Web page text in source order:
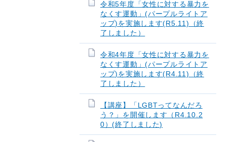
令和5年度「女性に対する暴力を
なくす運動」(パープルライトア
ップ)を実施します(R5.11)（終
了しました）
令和4年度「女性に対する暴力を
なくす運動」(パープルライトア
ップ)を実施します(R4.11)（終
了しました）
【講座】「LGBTってなんだろ
う？」を開催します（R4.10.2
0）(終了しました)